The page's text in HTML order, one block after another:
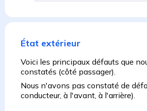
État extérieur
Voici les principaux défauts que
constatés (côté passager).
Nous n'avons pas constaté de
conducteur, à l'avant, à l'arrière).